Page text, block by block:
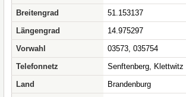
Breitengrad
51.153137
Längengrad
14.975297
Vorwahl
03573, 035754
Telefonnetz
Senftenberg, Klettwitz
Land
Brandenburg